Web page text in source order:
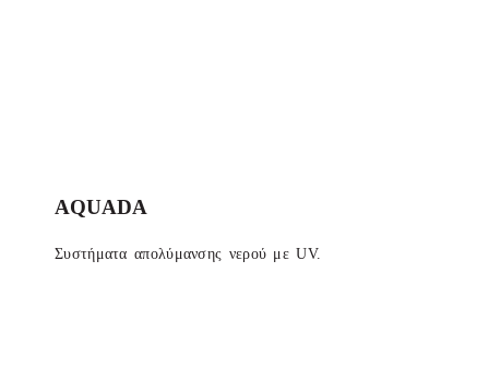
AQUADA
Συστήματα απολύμανσης νερού με UV.